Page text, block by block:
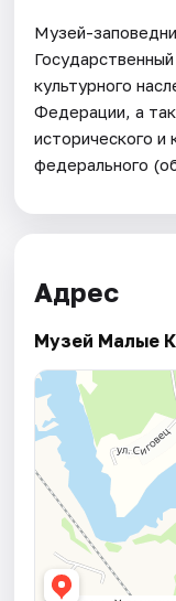
Музей-
культурного
Федерации, а
исторического и
федерального
Адрес
Музей Малые